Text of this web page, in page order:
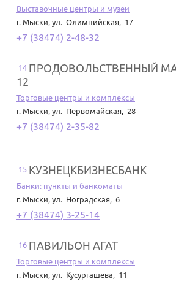
Выставочные центры и музеи
г. Мыски, ул. Олимпийская, 17
+7 (38474) 2-48-32
14 ПРОДОВОЛЬСТВЕННЫЙ
12
Торговые центры и комплексы
г. Мыски, ул. Первомайская, 28
+7 (38474) 2-35-82
15 КУЗНЕЦКБИЗНЕСБАНК
Банки: пункты и банкоматы
г. Мыски, ул. Ноградская, 6
+7 (38474) 3-25-14
16 ПАВИЛЬОН АГАТ
Торговые центры и комплексы
г. Мыски, ул. Кусургашева, 11